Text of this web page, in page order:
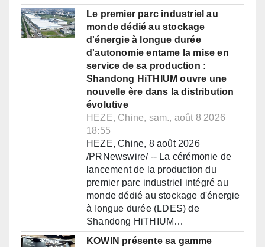
Le premier parc industriel au
monde dédié au stockage
d'énergie à longue durée
d'autonomie entame la mise en
service de sa production :
Shandong HiTHIUM ouvre une
nouvelle ère dans la distribution
évolutive
HEZE, Chine, sam., août 8 2026
18:55
HEZE, Chine, 8 août 2026
/PRNewswire/ -- La cérémonie de
lancement de la production du
premier parc industriel intégré au
monde dédié au stockage d'énergie
à longue durée (LDES) de
Shandong HiTHIUM…
KOWIN présente sa gamme